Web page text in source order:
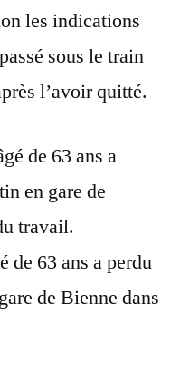
les indications
sous le train
l’avoir quitté.
de 63 ans a perdu
de Bienne dans